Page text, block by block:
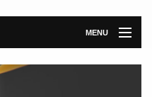
MENU